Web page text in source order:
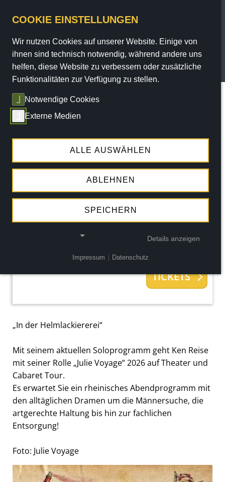
PROGRAMM
TICKETS
SERVICE
THEATER
ENGAGEMENT
Sie sind hier: Home / Programm
02.09.2026 | 20:15 UHR
JULIE VOYAGE
IN DER HELMLACKIEREREI
Tickets ab 35,20 €
Veranstalter:Alexandra Kassen Theater
Deutschland
TICKETS
„In der Helmlackiererei“
Mit seinem aktuellen Soloprogramm geht Ken Reise
mit seiner Rolle „Julie Voyage“ 2026 auf Theater und
Cabaret Tour.
Es erwartet Sie ein rheinisches Abendprogramm mit
den alltäglichen Dramen um die Männersuche, die
artgerechte Haltung bis hin zur fachlichen
Entsorgung!
Foto: Julie Voyage
COOKIE EINSTELLUNGEN
Wir nutzen Cookies auf unserer Website. Einige von
ihnen sind technisch notwendig, während andere uns
helfen, diese Website zu verbessern oder zusätzliche
Funktionalitäten zur Verfügung zu stellen.
Notwendige Cookies
Externe Medien
ALLE AUSWÄHLEN
ABLEHNEN
SPEICHERN
Details anzeigen
Notwendige Cookies ermöglichen grundlegende
der Website erforderlich.
Einverständnis-Cookie
Name:
cookie_consent
Zweck:
Dieser Cookie speichert die ausgewählten
Einverständnis-Optionen des Benutzers
Cookie Laufzeit:
1 Jahr
EXTERNE MEDIEN
Impressum Datenschutz